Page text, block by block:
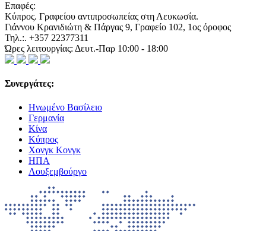
Επαφές:
Κύπρος. Γραφείου αντιπροσωπείας στη Λευκωσία.
Γιάννου Κρανιδιώτη & Πάργας 9, Γραφείο 102, 1ος όροφος
Τηλ.:. +357 22377311
Ώρες λειτουργίας: Δευτ.-Παρ 10:00 - 18:00
Συνεργάτες:
Ηνωμένο Βασίλειο
Γερμανία
Κίνα
Κύπρος
Χονγκ Κονγκ
ΗΠΑ
Λουξεμβούργο